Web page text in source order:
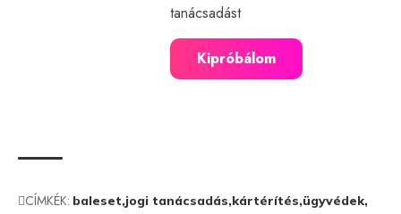
tanácsadást
Kipróbálom
CÍMKÉK: baleset jogi tanácsadás kártérítés ügyvédek